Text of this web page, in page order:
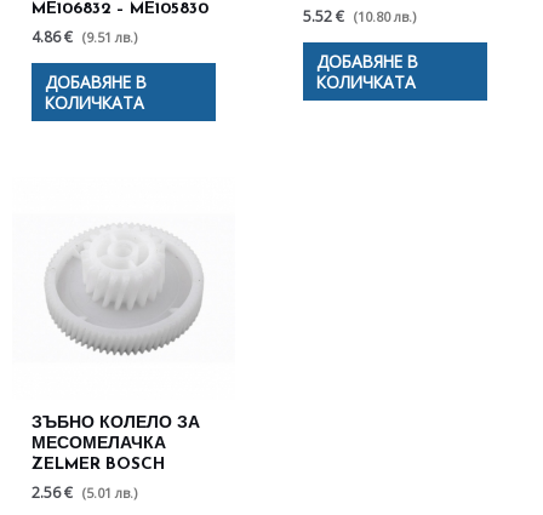
ME106832 – ME105830
4.86 € (9.51 лв.)
ДОБАВЯНЕ В
КОЛИЧКАТА
5.52 € (10.80 лв.)
ДОБАВЯНЕ В
КОЛИЧКАТА
ЗЪБНО КОЛЕЛО ЗА
МЕСОМЕЛАЧКА
ZELMER BOSCH
2.56 € (5.01 лв.)